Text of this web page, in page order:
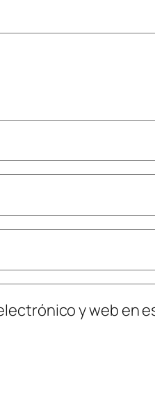
y web en